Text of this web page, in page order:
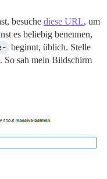
besuche diese URL, um
es beliebig benennen,
beginnt, üblich. Stelle
So sah mein Bildschirm